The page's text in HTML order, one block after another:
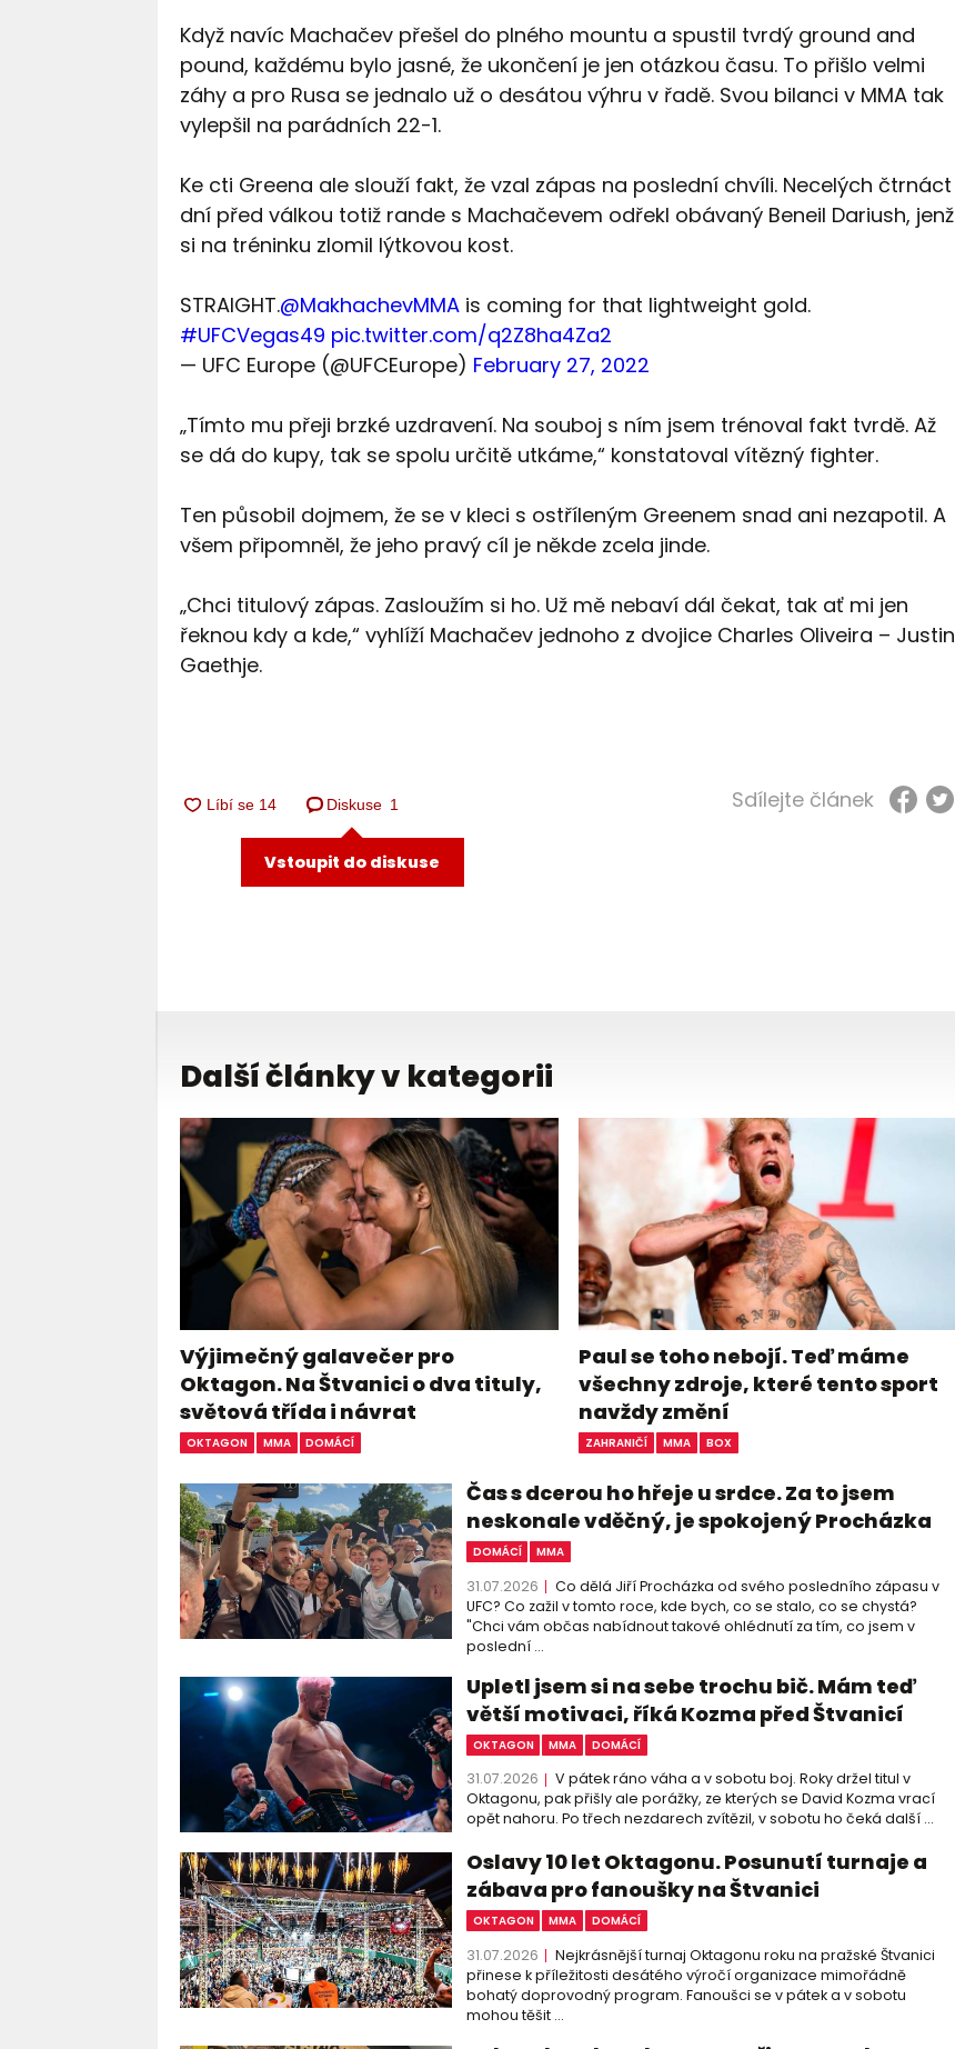
Když navíc Machačev přešel do plného mountu a spustil tvrdý ground and
pound, každému bylo jasné, že ukončení je jen otázkou času. To přišlo velmi
záhy a pro Rusa se jednalo už o desátou výhru v řadě. Svou bilanci v MMA tak
vylepšil na parádních 22-1.
Ke cti Greena ale slouží fakt, že vzal zápas na poslední chvíli. Necelých čtrnáct
dní před válkou totiž rande s Machačevem odřekl obávaný Beneil Dariush, jenž
si na tréninku zlomil lýtkovou kost.
STRAIGHT.@MakhachevMMAis coming for that lightweight gold.
#UFCVegas49 pic.twitter.com/q2Z8ha4Za2
— UFC Europe (@UFCEurope) February 27, 2022
„Tímto mu přeji brzké uzdravení. Na souboj s ním jsem trénoval fakt tvrdě. Až
se dá do kupy, tak se spolu určitě utkáme,“ konstatoval vítězný fighter.
Ten působil dojmem, že se v kleci s ostříleným Greenem snad ani nezapotil. A
všem připomněl, že jeho pravý cíl je někde zcela jinde.
„Chci titulový zápas. Zasloužím si ho. Už mě nebaví dál čekat, tak ať mi jen
řeknou kdy a kde,“ vyhlíží Machačev jednoho z dvojice Charles Oliveira – Justin
Gaethje.
Diskuse 1
Vstoupit do diskuse
Sdílejte článek
Další články v kategorii
Výjimečný galavečer pro
Oktagon. Na Štvanici o dva tituly,
světová třída i návrat
OKTAGON MMA DOMÁCÍ
Paul se toho nebojí. Teď máme
všechny zdroje, které tento sport
navždy změní
ZAHRANIČÍ MMA BOX
Čas s dcerou ho hřeje u srdce. Za to jsem
neskonale vděčný, je spokojený Procházka
DOMÁCÍ MMA
31.07.2026
Co dělá Jiří Procházka od svého posledního zápasu v
UFC? Co zažil v tomto roce, kde bych, co se stalo, co se chystá?
"Chci vám občas nabídnout takové ohlédnutí za tím, co jsem v
poslední ...
Upletl jsem si na sebe trochu bič. Mám teď
větší motivaci, říká Kozma před Štvanicí
OKTAGON MMA DOMÁCÍ
31.07.2026
V pátek ráno váha a v sobotu boj. Roky držel titul v
Oktagonu, pak přišly ale porážky, ze kterých se David Kozma vrací
opět nahoru. Po třech nezdarech zvítězil, v sobotu ho čeká další ...
Oslavy 10 let Oktagonu. Posunutí turnaje a
zábava pro fanoušky na Štvanici
OKTAGON MMA DOMÁCÍ
31.07.2026
Nejkrásnější turnaj Oktagonu roku na pražské Štvanici
přinese k příležitosti desátého výročí organizace mimořádně
bohatý doprovodný program. Fanoušci se v pátek a v sobotu
mohou těšit ...